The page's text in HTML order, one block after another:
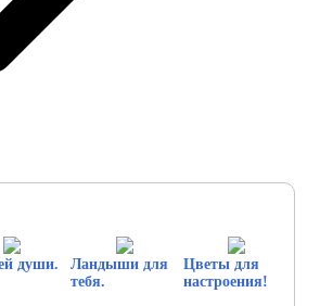
души.
Ландыши для
тебя.
Цветы для
настроения!